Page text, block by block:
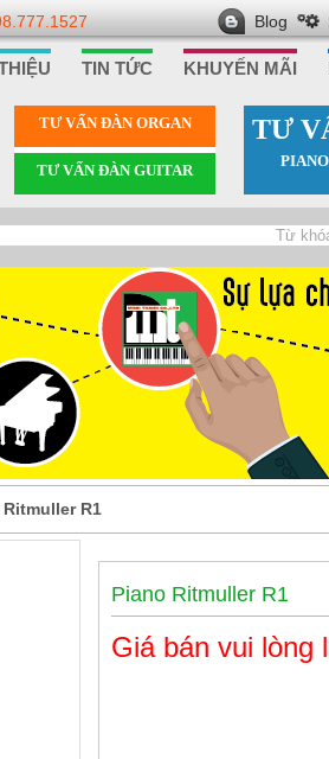
Blog
TIN TỨC KHUYẾN MÃI
TƯ VẤN ÐÀN ORGAN
TƯ VẤN ÐÀN GUITAR
TƯ
Ritmuller R1
Piano Ritmuller R1
Giá bán vui lòng